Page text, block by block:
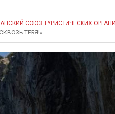
СОЮЗ ТУРИСТИЧЕСКИХ
ТЕБЯ!»